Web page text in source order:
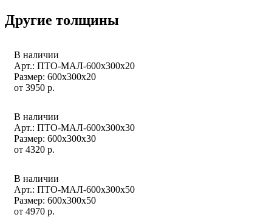
Другие толщины
В наличии
Арт.: ПТО-МАЛ-600x300x20
Размер: 600x300x20
от 3950 р.
В наличии
Арт.: ПТО-МАЛ-600x300x30
Размер: 600x300x30
от 4320 р.
В наличии
Арт.: ПТО-МАЛ-600x300x50
Размер: 600x300x50
от 4970 р.